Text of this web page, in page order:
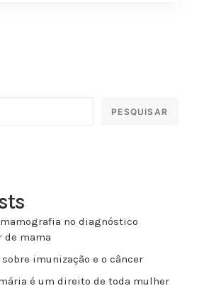
PESQUISAR
no diagnóstico
de mama
imunização e o câncer
é um direito de toda mulher